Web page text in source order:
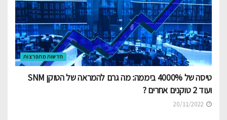
חדשות מתפרצות
טיסה של 4000% ביממה: מה גרם להמראה של הטוקן SNM
ועוד 2 טוקנים אחרים ?